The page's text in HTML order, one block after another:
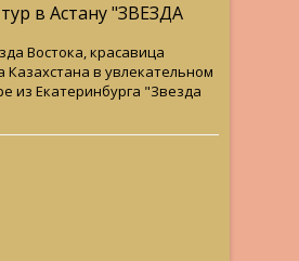
в Астану "ЗВЕЗДА
Востока, красавица
Казахстана в увлекательном
из Екатеринбурга "Звезда